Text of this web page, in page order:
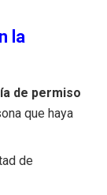
la
de permiso
que haya
de